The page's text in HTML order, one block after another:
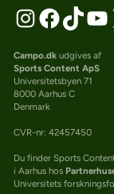
Campo.dkudgives af
Sports Content ApS
Universitetsbyen 71
8000 Aarhus C
Denmark
CVR-nr: 42457450
Du finder Sports
i Aarhus hos
Universitets